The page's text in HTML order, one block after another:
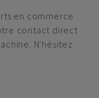
en commerce
contact direct
N'hésitez